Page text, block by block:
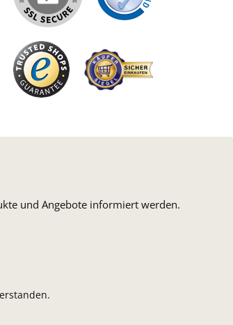
und Angebote informiert werden.